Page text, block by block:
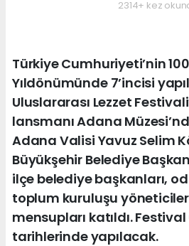
2314+ kez
Türkiye Cumhuriyeti’nin
Yıldönümünde 7’incisi
Uluslararası Lezzet
lansmanı Adana
Adana Valisi Yavuz Selim
Büyükşehir Belediye
ilçe belediye başkanları,
toplum kuruluşu
mensupları katıldı.
tarihlerinde yapılacak.